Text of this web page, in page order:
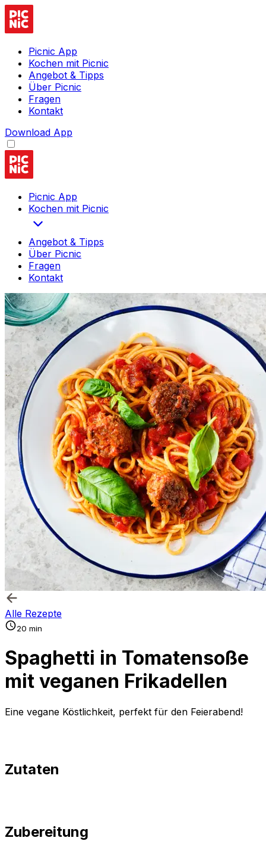
Picnic App
Kochen mit Picnic
Angebot & Tipps
Über Picnic
Fragen
Kontakt
Download App
Picnic App
Kochen mit Picnic
Angebot & Tipps
Über Picnic
Fragen
Kontakt
Alle Rezepte
20 min
Spaghetti in Tomatensoße
mit veganen Frikadellen
Eine vegane Köstlichkeit, perfekt für den Feierabend!
Zutaten
Zubereitung